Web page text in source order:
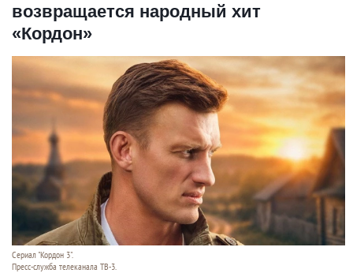
возвращается народный хит
«Кордон»
Сериал "Кордон 3".
Пресс-служба телеканала ТВ-3.